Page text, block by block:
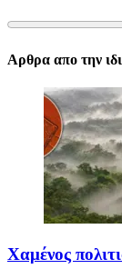
Αρθρα απο την
Χαμένος